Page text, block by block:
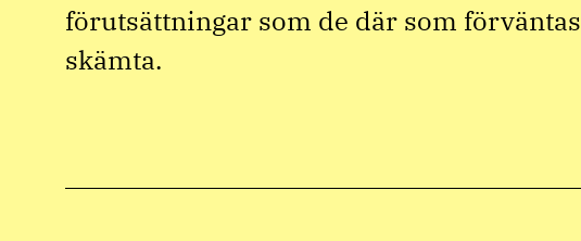
förutsättningar som de där som förväntas
skämta.